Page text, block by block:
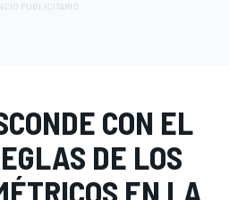
CON EL
DE LOS
EN LA